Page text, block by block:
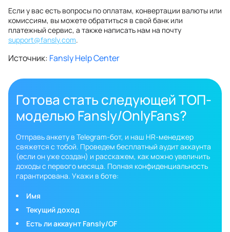
Если у вас есть вопросы по оплатам, конвертации валюты или
комиссиям, вы можете обратиться в свой банк или
платежный сервис, а также написать нам на почту
support@fansly.com.
Источник: Fansly Help Center
Готова стать следующей ТОП-
моделью Fansly/OnlyFans?
Отправь анкету в Telegram-бот, и наш HR-менеджер
свяжется с тобой. Проведем бесплатный аудит аккаунта
(если он уже создан) и расскажем, как можно увеличить
доходы с первого месяца. Полная конфиденциальность
гарантирована. Укажи в боте:
Имя
Текущий доход
Есть ли аккаунт Fansly/OF